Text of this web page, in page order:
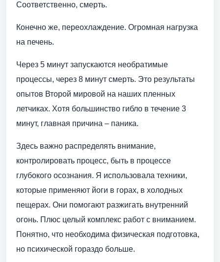
Соответственно, смерть.
Конечно же, переохлаждение. Огромная нагрузка
на печень.
Через 5 минут запускаются необратимые
процессы, через 8 минут смерть. Это результаты
опытов Второй мировой на наших пленных
летчиках. Хотя большинство гибло в течение 3
минут, главная причина – паника.
Здесь важно распределять внимание,
контролировать процесс, быть в процессе
глубокого осознания. Я использовала техники,
которые применяют йоги в горах, в холодных
пещерах. Они помогают разжигать внутренний
огонь. Плюс целый комплекс работ с вниманием.
Понятно, что необходима физическая подготовка,
но психической гораздо больше.